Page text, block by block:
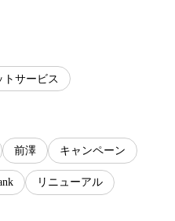
トサービス
前澤 キャンペーン
リニューアル